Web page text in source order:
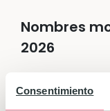
Consentimiento
Nombres
2026
niña, los tres